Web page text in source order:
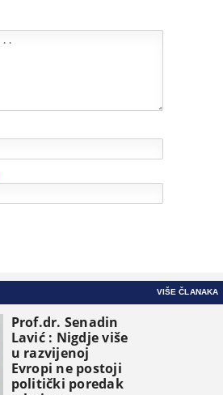
VIŠE ČLANAKA
Prof.dr. Senadin
Lavić : Nigdje više
u razvijenoj
Evropi ne postoji
politički poredak